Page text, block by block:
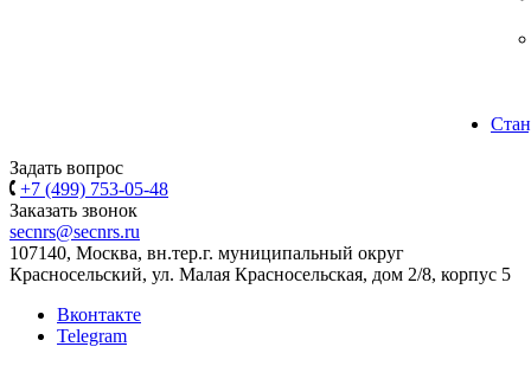
Задать вопрос
+7 (499) 753-05-48
Заказать звонок
secnrs@secnrs.ru
107140, Москва, вн.тер.г. муниципальный округ
Красносельский, ул. Малая Красносельская, дом 2/8, корпус 5
Вконтакте
Telegram